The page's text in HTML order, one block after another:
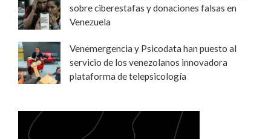
sobre ciberestafas y donaciones falsas en
Venezuela
Venemergencia y Psicodata han puesto al
servicio de los venezolanos innovadora
plataforma de telepsicología